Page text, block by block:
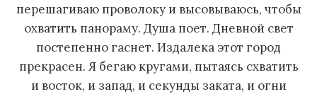
перешагиваю проволоку и высовываюсь, чтобы
охватить панораму. Душа поет. Дневной свет
постепенно гаснет. Издалека этот город
прекрасен. Я бегаю кругами, пытаясь схватить
и восток, и запад, и секунды заката, и огни